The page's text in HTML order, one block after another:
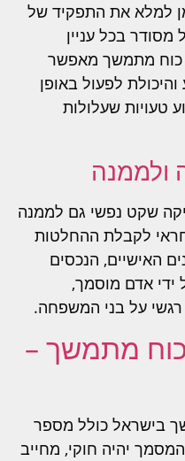
למלא את התפקיד של
מסודר בכל עניין
כוח מתמשך מאפשר
לפעול באופן
טעויות שעלולות
ולממנה
שקט נפשי גם לממנה
לקבלת ההחלטות
האישיים, הנכסים
ידי אדם מוסמך,
על בני המשפחה.
כוח מתמשך –
בישראל כולל מספר
יהיה חוקי, מחייב